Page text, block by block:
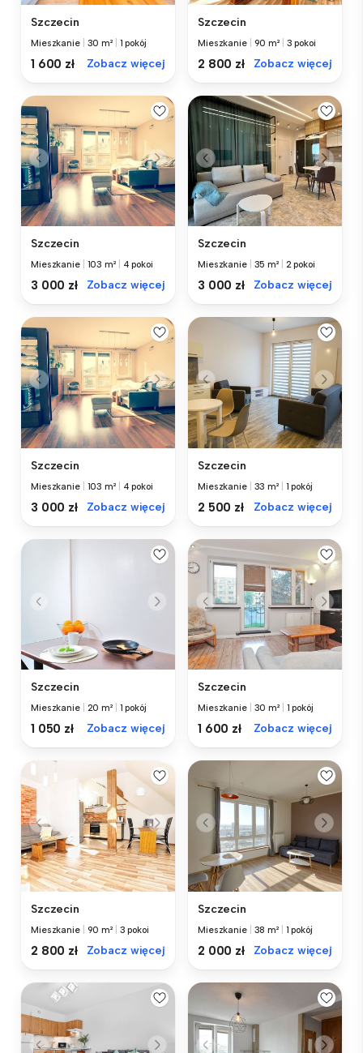
Szczecin
Mieszkanie 30 m² 1 pokój
1 600 zł Zobacz więcej
Szczecin
Mieszkanie 90 m² 3 pokoi
2 800 zł Zobacz więcej
Szczecin
Mieszkanie 103 m² 4 pokoi
3 000 zł Zobacz więcej
Szczecin
Mieszkanie 35 m² 2 pokoi
3 000 zł Zobacz więcej
Szczecin
Mieszkanie 103 m² 4 pokoi
3 000 zł Zobacz więcej
Szczecin
Mieszkanie 33 m² 1 pokój
2 500 zł Zobacz więcej
Szczecin
Mieszkanie 20 m² 1 pokój
1 050 zł Zobacz więcej
Szczecin
Mieszkanie 30 m² 1 pokój
1 600 zł Zobacz więcej
Szczecin
Mieszkanie 90 m² 3 pokoi
2 800 zł Zobacz więcej
Szczecin
Mieszkanie 38 m² 1 pokój
2 000 zł Zobacz więcej